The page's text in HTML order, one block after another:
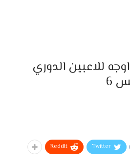
باك اوجه يضم 4 اوجه للاعبين الدوري
Twitter
ReddIt